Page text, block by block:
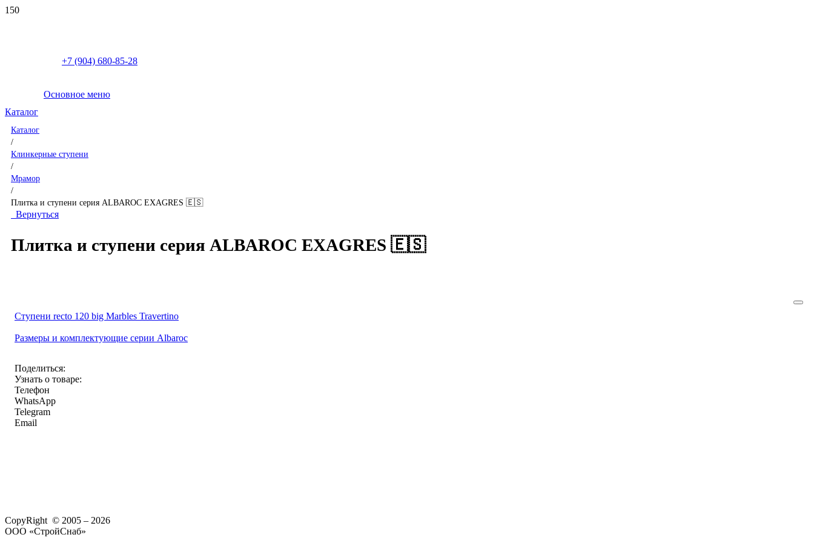
+7 (904) 680-85-28
Основное меню
Каталог
Каталог
/
Клинкерные ступени
/
Мрамор
/
Плитка и ступени серия ALBAROC EXAGRES 🇪🇸
Вернуться
Плитка и ступени серия ALBAROC EXAGRES 🇪🇸
Ступени recto 120 big Marbles Travertino
Размеры и комплектующие серии Albaroc
Поделиться:
Узнать о товаре:
Телефон
WhatsApp
Telegram
Email
CopyRight © 2005 – 2026
ООО «СтройСнаб»